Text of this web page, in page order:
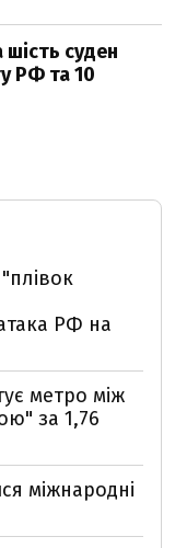
шість суден
РФ та 10
РФ на
метро між
за 1,76
міжнародні